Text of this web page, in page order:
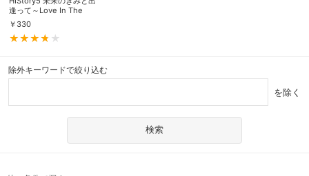
逢って～Love In The
Future
￥ 330
除外キーワードで絞り込む
を除く